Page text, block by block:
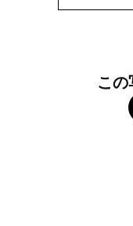
こ